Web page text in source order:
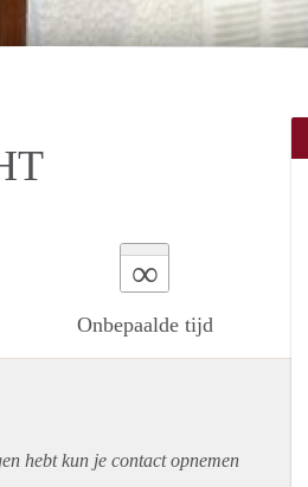
∞
Onbepaalde tijd
hebt kun je contact opnemen